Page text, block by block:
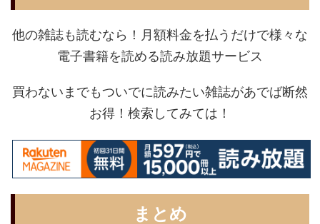
他の雑誌も読むなら！月額料金を払うだけで様々な
電子書籍を読める読み放題サービス
買わないまでもついでに読みたい雑誌があでば断然
お得！検索してみては！
まとめ